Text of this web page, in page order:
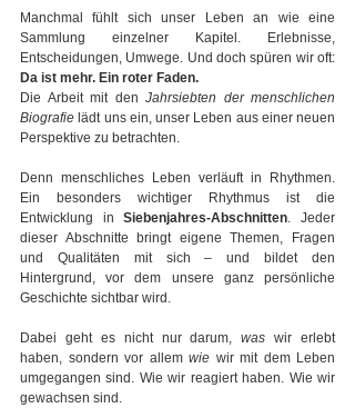
Manchmal fühlt sich unser Leben an wie eine
Sammlung einzelner Kapitel. Erlebnisse,
Da ist mehr. Ein roter Faden.
Die Arbeit mit den Jahrsiebten der menschlichen
Biografie lädt uns ein, unser Leben aus einer neuen
Perspektive zu betrachten.
Denn menschliches Leben verläuft in Rhythmen.
Ein besonders wichtiger Rhythmus ist die
Entwicklung in Siebenjahres-Abschnitten. Jeder
dieser Abschnitte bringt eigene Themen, Fragen
und Qualitäten mit sich – und bildet den
Hintergrund, vor dem unsere ganz persönliche
Geschichte sichtbar wird.
Dabei geht es nicht nur darum, was wir erlebt
haben, sondern vor allem wie wir mit dem Leben
umgegangen sind. Wie wir reagiert haben. Wie wir
gewachsen sind.